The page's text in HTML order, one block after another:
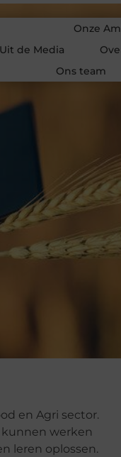
Onze
Uit de Media
Ons team
en Agri sector.
werken
leren oplossen.